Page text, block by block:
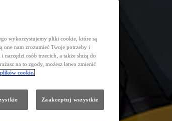
wykorzystujemy pliki cookie, które są
one nam zrozumieć Twoje potrzeby i
osób trzecich, a także służą do
na to zgody, możesz łatwo zmienić
cookie.
Zaakceptuj wszystkie